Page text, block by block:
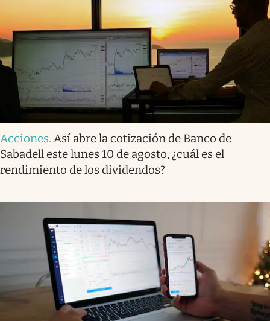
Acciones. Así abre la cotización de Banco de
Sabadell este lunes 10 de agosto, ¿cuál es el
rendimiento de los dividendos?